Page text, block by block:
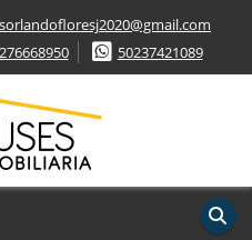
50237421089